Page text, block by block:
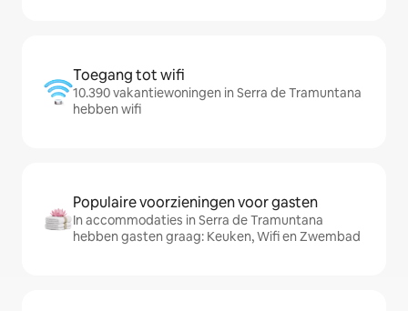
Toegang tot wifi
10.390 vakantiewoningen in Serra de Tramuntana
hebben wifi
Populaire voorzieningen voor gasten
In accommodaties in Serra de Tramuntana
hebben gasten graag: Keuken, Wifi en Zwembad